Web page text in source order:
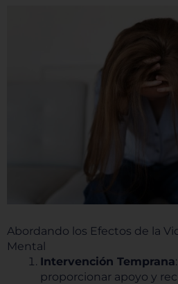
Abordando los Efectos de la
Mental
Intervención Temprana
proporcionar apoyo y